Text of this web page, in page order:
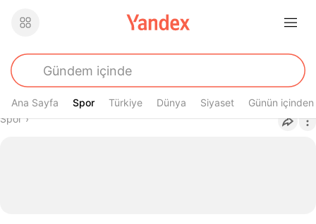
Ana Sayfa Spor
Spor Türkiye Dünya Siyaset Günün içinden
Buradasın
Spor›